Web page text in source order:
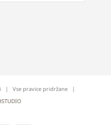
| Vse pravice pridržane |